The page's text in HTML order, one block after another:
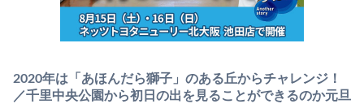
2020年は「あほんだら獅子」のある丘からチャレンジ！
／千里中央公園から初日の出を見ることができるのか元旦